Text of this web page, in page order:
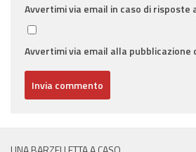
Avvertimi via email in caso di risposte
Avvertimi via email alla pubblicazione